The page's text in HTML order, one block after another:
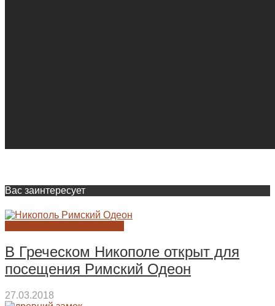
Вас заинтересует
В Греческом Никополе открыт для
посещения Римский Одеон
27.03.2018